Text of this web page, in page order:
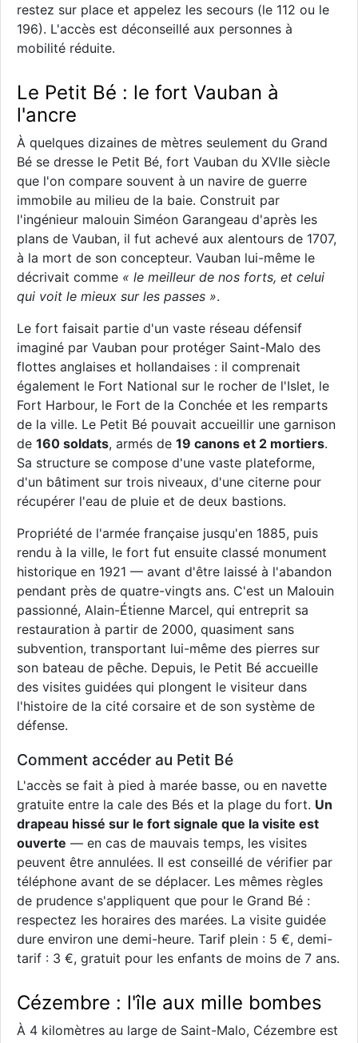
restez sur place et appelez les secours (le 112 ou le
196). L'accès est déconseillé aux personnes à
mobilité réduite.
Le Petit Bé : le fort Vauban à
l'ancre
À quelques dizaines de mètres seulement du Grand
Bé se dresse le Petit Bé, fort Vauban du XVIIe siècle
que l'on compare souvent à un navire de guerre
immobile au milieu de la baie. Construit par
l'ingénieur malouin Siméon Garangeau d'après les
plans de Vauban, il fut achevé aux alentours de 1707,
à la mort de son concepteur. Vauban lui-même le
décrivait comme « le meilleur de nos forts, et celui
qui voit le mieux sur les passes ».
Le fort faisait partie d'un vaste réseau défensif
imaginé par Vauban pour protéger Saint-Malo des
flottes anglaises et hollandaises : il comprenait
également le Fort National sur le rocher de l'Islet, le
Fort Harbour, le Fort de la Conchée et les remparts
de la ville. Le Petit Bé pouvait accueillir une garnison
de 160 soldats, armés de 19 canons et 2 mortiers.
Sa structure se compose d'une vaste plateforme,
d'un bâtiment sur trois niveaux, d'une citerne pour
récupérer l'eau de pluie et de deux bastions.
Propriété de l'armée française jusqu'en 1885, puis
rendu à la ville, le fort fut ensuite classé monument
historique en 1921 — avant d'être laissé à l'abandon
pendant près de quatre-vingts ans. C'est un Malouin
passionné, Alain-Étienne Marcel, qui entreprit sa
restauration à partir de 2000, quasiment sans
subvention, transportant lui-même des pierres sur
son bateau de pêche. Depuis, le Petit Bé accueille
des visites guidées qui plongent le visiteur dans
l'histoire de la cité corsaire et de son système de
défense.
Comment accéder au Petit Bé
L'accès se fait à pied à marée basse, ou en navette
gratuite entre la cale des Bés et la plage du fort. Un
drapeau hissé sur le fort signale que la visite est
ouverte — en cas de mauvais temps, les visites
peuvent être annulées. Il est conseillé de vérifier par
téléphone avant de se déplacer. Les mêmes règles
de prudence s'appliquent que pour le Grand Bé :
respectez les horaires des marées. La visite guidée
dure environ une demi-heure. Tarif plein : 5 €, demi-
tarif : 3 €, gratuit pour les enfants de moins de 7 ans.
Cézembre : l'île aux mille bombes
À 4 kilomètres au large de Saint-Malo, Cézembre est